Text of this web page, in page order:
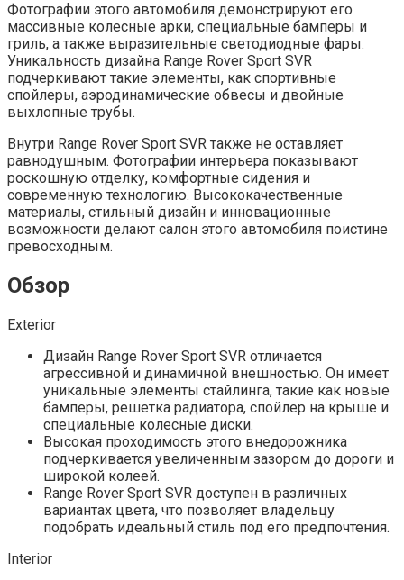
Фотографии этого автомобиля демонстрируют его
массивные колесные арки, специальные бамперы и
гриль, а также выразительные светодиодные фары.
Уникальность дизайна Range Rover Sport SVR
подчеркивают такие элементы, как спортивные
спойлеры, аэродинамические обвесы и двойные
выхлопные трубы.
Внутри Range Rover Sport SVR также не оставляет
равнодушным. Фотографии интерьера показывают
роскошную отделку, комфортные сидения и
современную технологию. Высококачественные
материалы, стильный дизайн и инновационные
возможности делают салон этого автомобиля поистине
превосходным.
Обзор
Exterior
Дизайн Range Rover Sport SVR отличается
агрессивной и динамичной внешностью. Он имеет
уникальные элементы стайлинга, такие как новые
бамперы, решетка радиатора, спойлер на крыше и
специальные колесные диски.
Высокая проходимость этого внедорожника
подчеркивается увеличенным зазором до дороги и
широкой колеей.
Range Rover Sport SVR доступен в различных
вариантах цвета, что позволяет владельцу
подобрать идеальный стиль под его предпочтения.
Interior